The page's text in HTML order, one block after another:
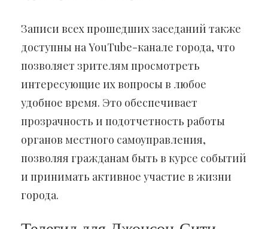
Записи всех прошедших заседаний также
доступны на YouTube-канале города, что
позволяет зрителям просмотреть
интересующие их вопросы в любое
удобное время. Это обеспечивает
прозрачность и подотчетность работы
органов местного самоуправления,
позволяя гражданам быть в курсе событий
и принимать активное участие в жизни
города.